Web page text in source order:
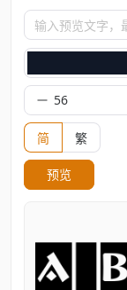
输入预览文字，
简 繁
预览